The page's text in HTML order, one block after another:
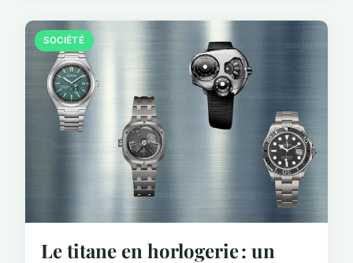
SOCIÉTÉ
Le titane en horlogerie : un